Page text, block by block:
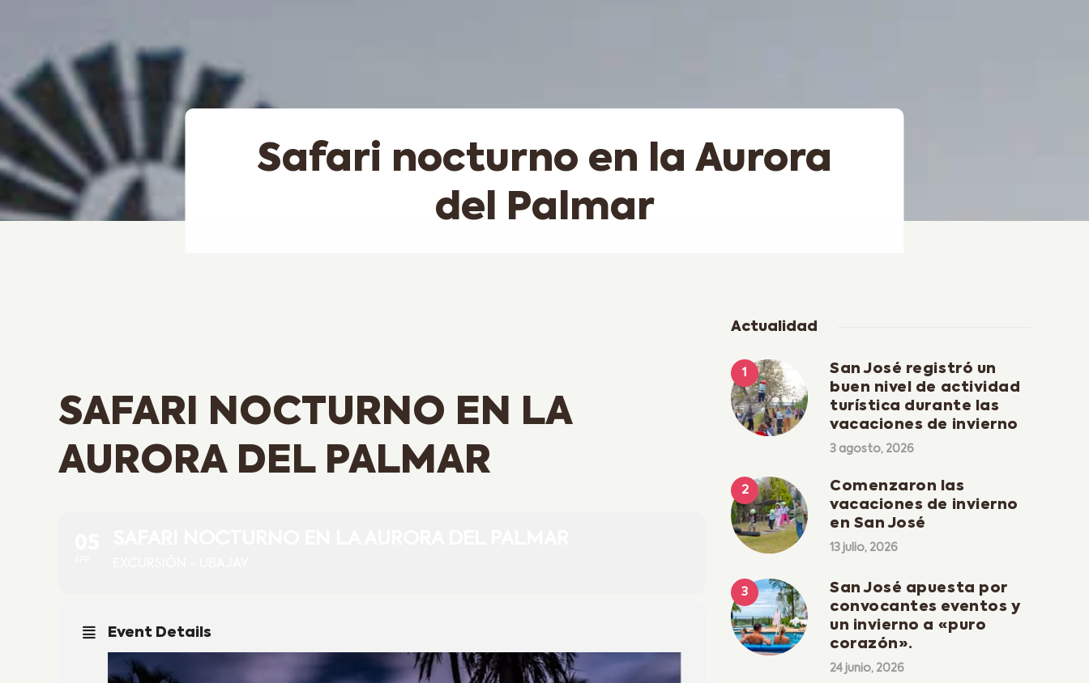
Safari nocturno en la Aurora
del Palmar
SAFARI NOCTURNO EN LA
AURORA DEL PALMAR
Event Details
Actualidad
San José registró un
buen nivel de actividad
turística durante las
vacaciones de invierno
3 agosto, 2026
Comenzaron las
vacaciones de invierno
en San José
13 julio, 2026
San José apuesta por
convocantes eventos y
un invierno a «puro
corazón».
24 junio, 2026